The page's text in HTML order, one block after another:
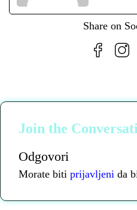
Share on
Join the
Odgovori
Morate biti prijavljeni da